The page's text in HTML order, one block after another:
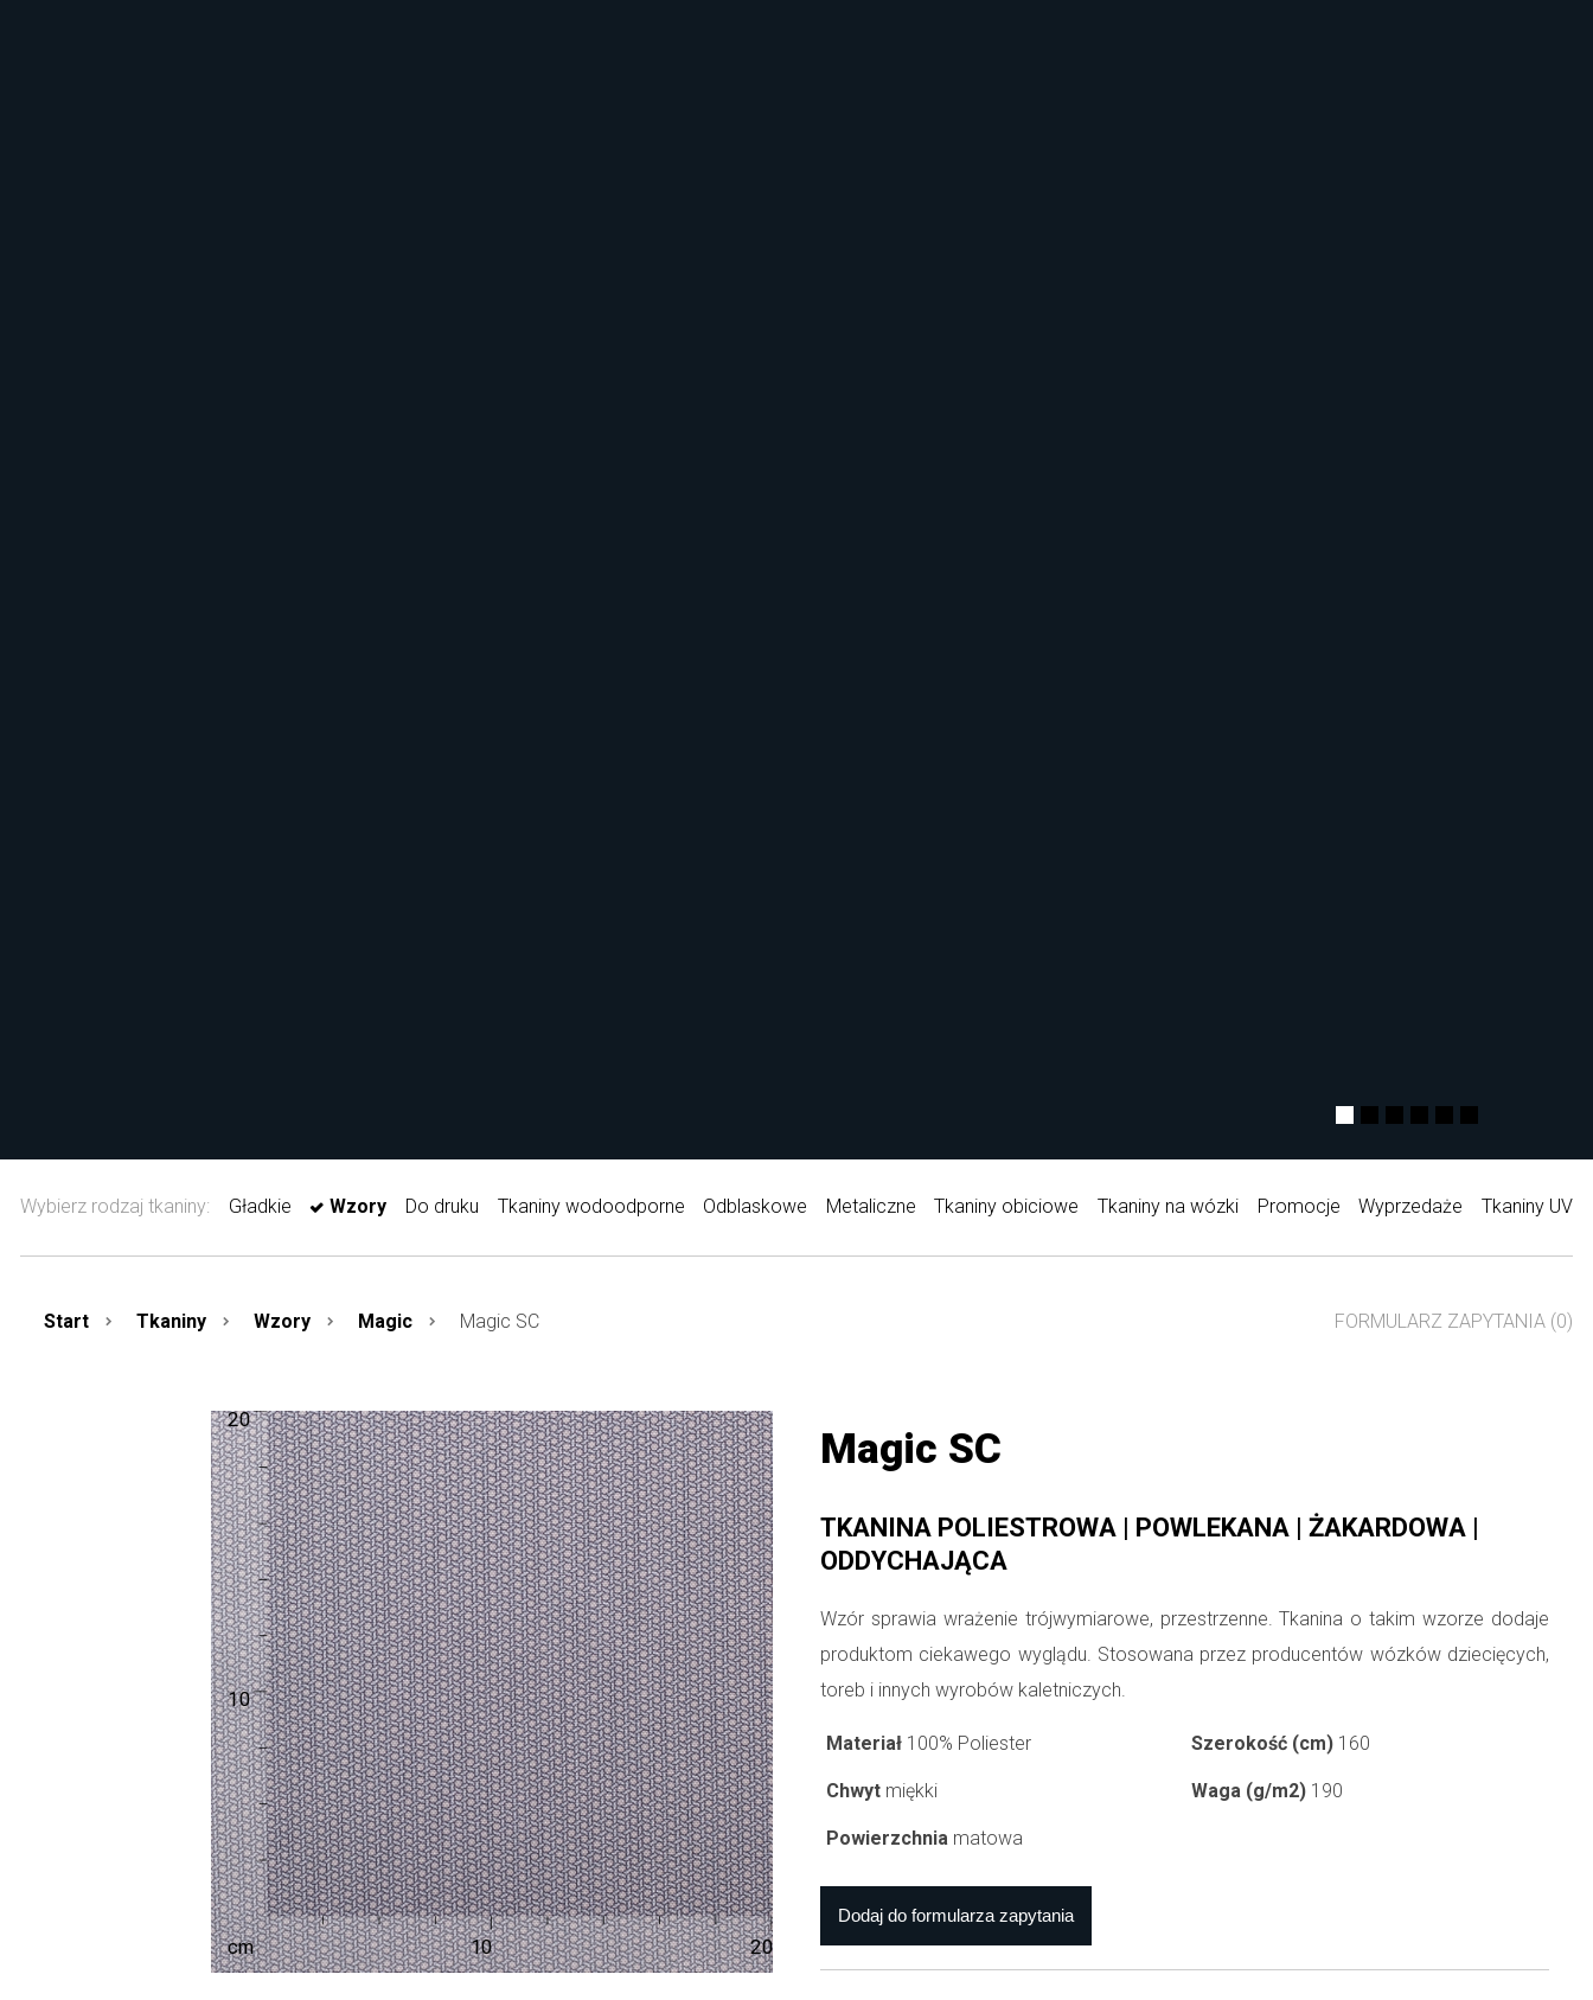
Wybierz rodzaj tkaniny: Gładkie Wzory Do druku Tkaniny wodoodporne Odblaskowe Metaliczne Tkaniny obiciowe Tkaniny na wózki Promocje Wyprzedaże Tkaniny UV
Start Tkaniny Wzory Magic Magic SC FORMULARZ ZAPYTANIA (0)
Magic SC
TKANINA POLIESTROWA | POWLEKANA | ŻAKARDOWA |
ODDYCHAJĄCA
Wzór sprawia wrażenie trójwymiarowe, przestrzenne. Tkanina o takim wzorze dodaje
produktom ciekawego wyglądu. Stosowana przez producentów wózków dziecięcych,
toreb i innych wyrobów kaletniczych.
Materiał 100% Poliester Szerokość (cm) 160
Chwyt miękki Waga (g/m2) 190
Powierzchnia matowa